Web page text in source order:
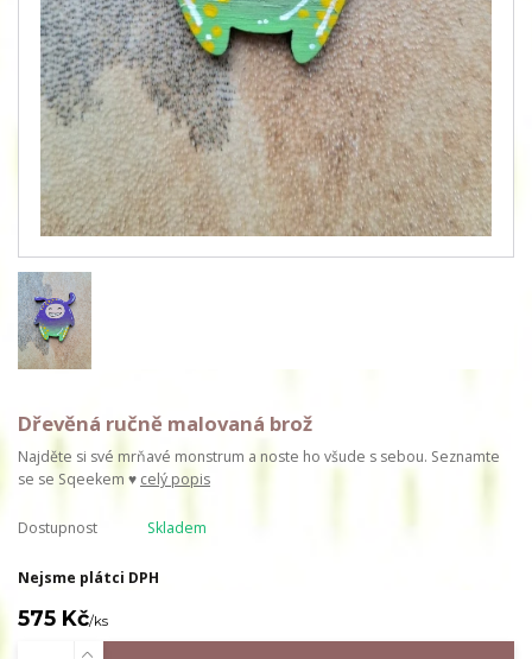
Dřevěná ručně malovaná brož
Najděte si své mrňavé monstrum a noste ho všude s sebou. Seznamte
se se Sqeekem ♥ celý popis
Dostupnost Skladem
Nejsme plátci DPH
575 Kč/ks